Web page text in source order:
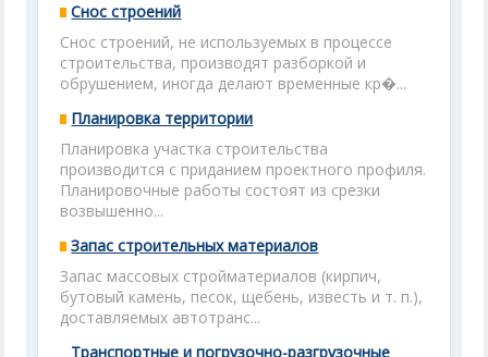
Снос строений
Снос строений, не используемых в процессе
строительства, производят разборкой и
обрушением, иногда делают временные кр�...
Планировка территории
Планировка участка строительства
производится с приданием проектного профиля.
Планировочные работы состоят из срезки
возвышенно...
Запас строительных материалов
Запас массовых стройматериалов (кирпич,
бутовый камень, песок, щебень, известь и т. п.),
доставляемых автотранс...
Транспортные и погрузочно-разгрузочные